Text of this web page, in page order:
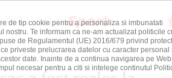
de tip cookie pentru a personaliza si imbunatati
nostru. Te informam ca ne-am actualizat politicile
de Regulamentul (UE) 2016/679 privind
priveste prelucrarea datelor cu caracter personal
date. Inainte de a continua navigarea pe
necesar pentru a citi si intelege continutul